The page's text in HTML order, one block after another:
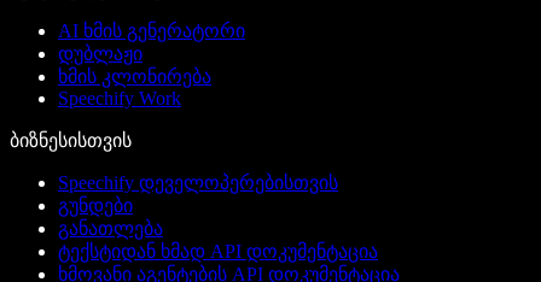
AI ხმის გენერატორი
დუბლაჟი
ხმის კლონირება
Speechify Work
ბიზნესისთვის
Speechify დეველოპერებისთვის
გუნდები
განათლება
ტექსტიდან ხმად API დოკუმენტაცია
ხმოვანი აგენტების API დოკუმენტაცია